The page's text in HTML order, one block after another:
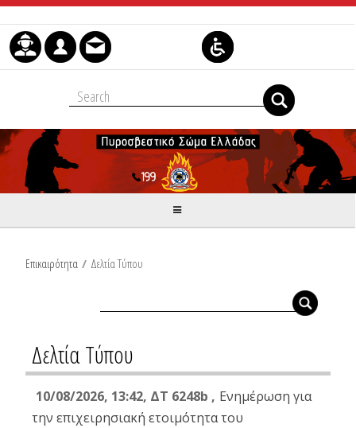
Μετάβαση στο περιεχόμενο
Επικαιρότητα / Δελτία Τύπου
Δελτία Τύπου
10/08/2026, 13:42, ΔΤ 6248b , Ενημέρωση για
την επιχειρησιακή ετοιμότητα του